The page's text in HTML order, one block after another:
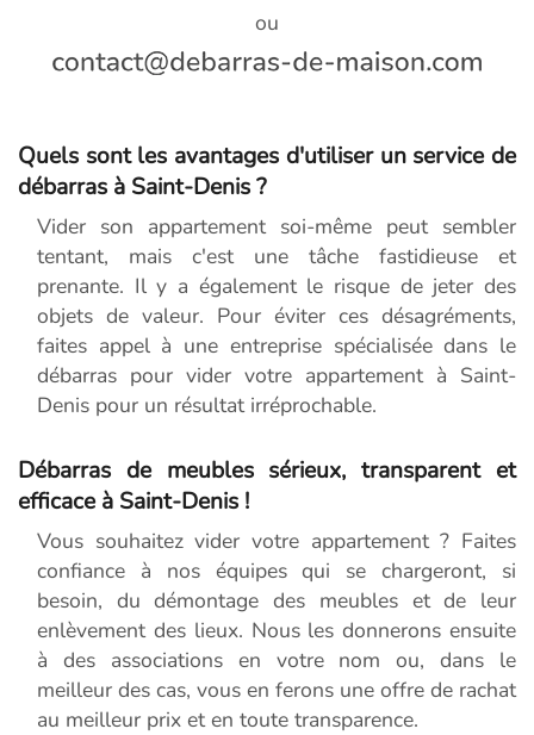
ou
Quels sont les avantages d'utiliser un service de
débarras à Saint-Denis ?
Vider son appartement soi-même peut sembler
tentant, mais c'est une tâche fastidieuse et
prenante. Il y a également le risque de jeter des
objets de valeur. Pour éviter ces désagréments,
faites appel à une entreprise spécialisée dans le
débarras pour vider votre appartement à Saint-
Denis pour un résultat irréprochable.
Débarras de meubles sérieux, transparent et
efficace à Saint-Denis !
Vous souhaitez vider votre appartement ? Faites
confiance à nos équipes qui se chargeront, si
besoin, du démontage des meubles et de leur
enlèvement des lieux. Nous les donnerons ensuite
à des associations en votre nom ou, dans le
meilleur des cas, vous en ferons une offre de rachat
au meilleur prix et en toute transparence.